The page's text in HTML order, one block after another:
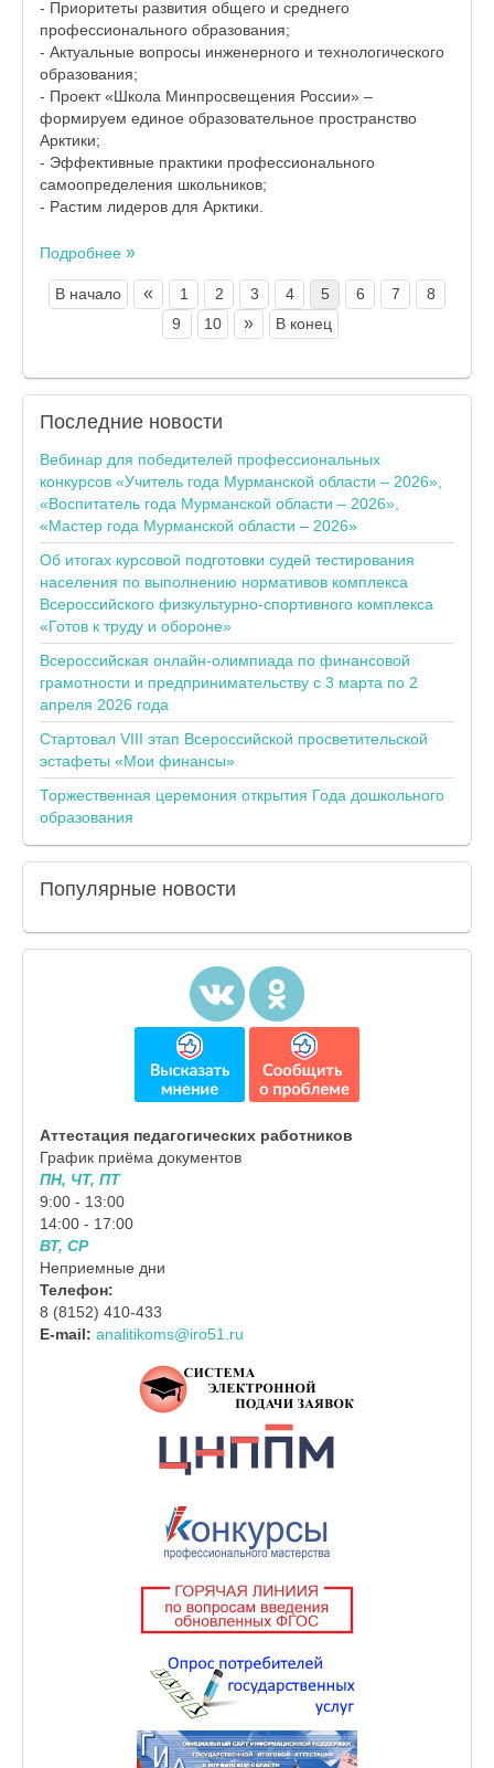
- Приоритеты развития общего и среднего
профессионального образования;
- Актуальные вопросы инженерного и технологического
образования;
- Проект «Школа Минпросвещения России» –
формируем единое образовательное пространство
Арктики;
- Эффективные практики профессионального
самоопределения школьников;
- Растим лидеров для Арктики.
Подробнее
В начало « 1 2 3 4 5 6 7
8
9
10 » В конец
Последние новости
Вебинар для победителей профессиональных
конкурсов «Учитель года Мурманской области – 2026»,
«Воспитатель года Мурманской области – 2026»,
«Мастер года Мурманской области – 2026»
Об итогах курсовой подготовки судей тестирования
населения по выполнению нормативов комплекса
Всероссийского физкультурно-спортивного комплекса
«Готов к труду и обороне»
Всероссийская онлайн-олимпиада по финансовой
грамотности и предпринимательству с 3 марта по 2
апреля 2026 года
Стартовал VIII этап Всероссийской просветительской
эстафеты «Мои финансы»
Торжественная церемония открытия Года дошкольного
образования
Популярные новости
Аттестация педагогических работников
График приёма документов
ПН, ЧТ, ПТ
9:00 - 13:00
14:00 - 17:00
ВТ, СР
Неприемные дни
Телефон:
8 (8152) 410-433
E-mail: analitikoms@iro51.ru